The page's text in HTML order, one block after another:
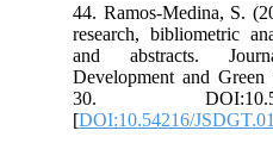
44. Ramos-Medina, S.
research, bibliometric
and abstracts.
Development and
30.
[DOI:10.54216/